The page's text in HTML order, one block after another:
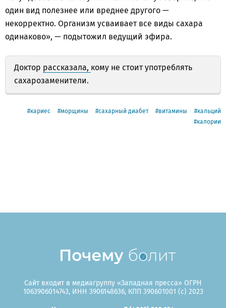
один вид полезнее или вреднее другого —
некорректно. Организм усваивает все виды сахара
одинаково», — подытожил ведущий эфира.
Доктор рассказала, кому не стоит употреблять
сахарозаменители.
кариес морщины сахарный диабет витамины
кальций
калории
Сайт входит в медиагруппу «Западная пресса» ОГРН
1063906014743, ИНН 3906148636, КПП 390601001 (c) 2023